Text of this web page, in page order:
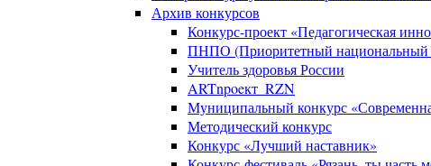
Архив конкурсов
Конкурс-проект «Педагогическая
ПНПО (Приоритетный национальный
Учитель здоровья России
ARTnpoeкт_RZN
Муниципальный конкурс
Методический конкурс
Конкурс «Лучший наставник»